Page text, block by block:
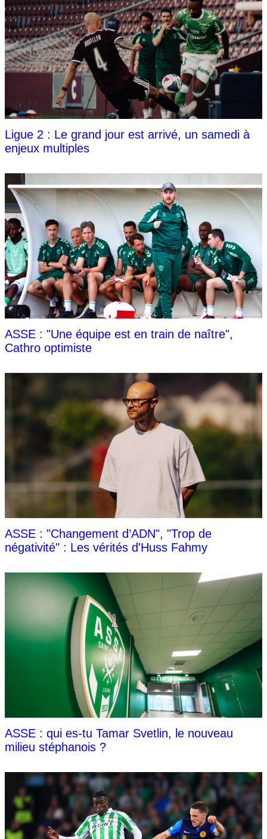
Ligue 2 : Le grand jour est arrivé, un samedi à
enjeux multiples
ASSE : "Une équipe est en train de naître",
Cathro optimiste
ASSE : "Changement d’ADN", "Trop de
négativité" : Les vérités d'Huss Fahmy
ASSE : qui es-tu Tamar Svetlin, le nouveau
milieu stéphanois ?